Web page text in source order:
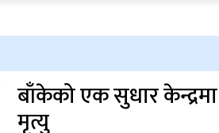
बाँकेको एक सुधार
मृत्यु